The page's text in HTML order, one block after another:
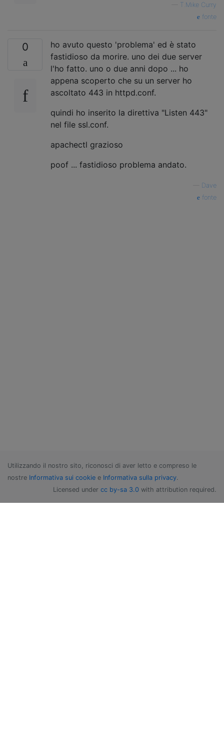
T.Mike Curry
fonte
0
ho avuto questo 'problema' ed è stato
fastidioso da morire. uno dei due server
l'ho fatto. uno o due anni dopo ... ho
appena scoperto che su un server ho
ascoltato 443 in httpd.conf.
quindi ho inserito la direttiva "Listen 443"
nel file ssl.conf.
apachectl grazioso
poof ... fastidioso problema andato.
Dave
fonte
Utilizzando il nostro sito, riconosci di aver letto e compreso le
nostre Informativa sui cookie e Informativa sulla privacy.
Licensed under cc by-sa 3.0 with attribution required.